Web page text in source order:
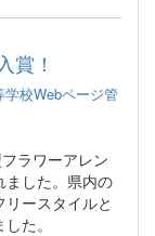
賞！
校Webページ管
ラワーアレン
ました。県内の
ースタイルと
た。